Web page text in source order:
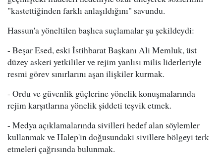
"kastettiğinden farklı anlaşıldığını" savundu.
Hassun'a yöneltilen başlıca suçlamalar şu şekildeydi:
- Beşar Esed, eski İstihbarat Başkanı Ali Memluk, üst
düzey askeri yetkililer ve rejim yanlısı milis liderleriyle
resmi görev sınırlarını aşan ilişkiler kurmak.
- Ordu ve güvenlik güçlerine yönelik konuşmalarında
rejim karşıtlarına yönelik şiddeti teşvik etmek.
- Medya açıklamalarında sivilleri hedef alan söylemler
kullanmak ve Halep'in doğusundaki sivillere bölgeyi terk
etmeleri çağrısında bulunmak.